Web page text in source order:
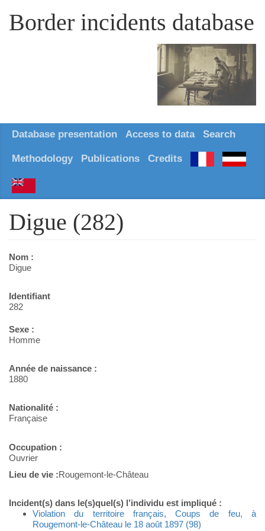
Border incidents database
Database presentation Access to data Search
Methodology Publications Credits
Digue (282)
Nom :
Digue
Identifiant
282
Sexe :
Homme
Année de naissance :
1880
Nationalité :
Française
Occupation :
Ouvrier
Lieu de vie :Rougemont-le-Château
Incident(s) dans le(s)quel(s) l’individu est impliqué :
Violation du territoire français, Coups de feu, à
Rougemont-le-Château le 18 août 1897 (98)